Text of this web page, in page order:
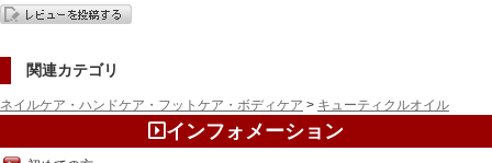
関連カテゴリ
ネイルケア・ハンドケア・フットケア・ボディケア > キューティクルオイル
インフォメーション